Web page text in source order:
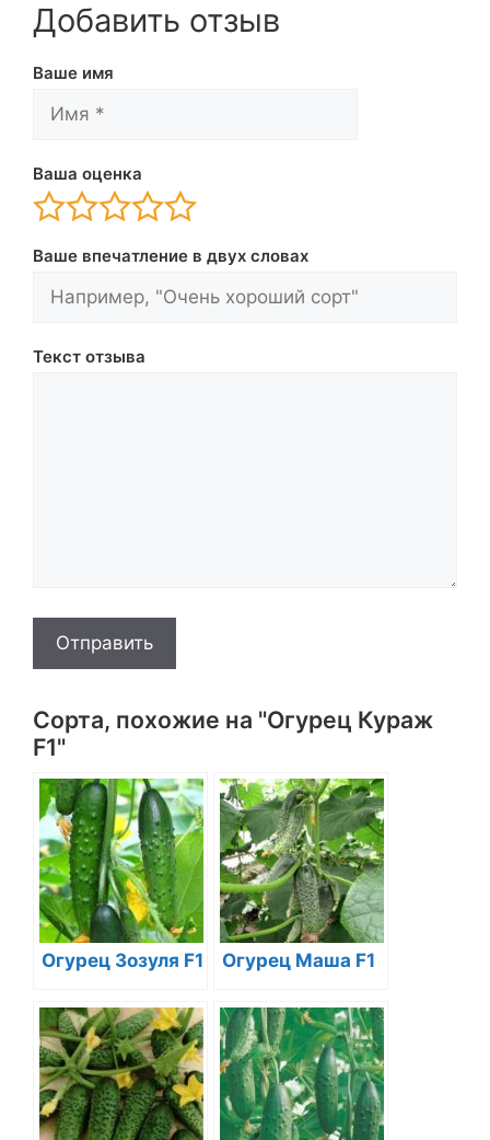
Добавить отзыв
Ваше имя
Ваша оценка
Ваше впечатление в двух словах
Текст отзыва
Отправить
Сорта, похожие на "Огурец Кураж
F1"
Огурец Зозуля F1 Огурец Маша F1